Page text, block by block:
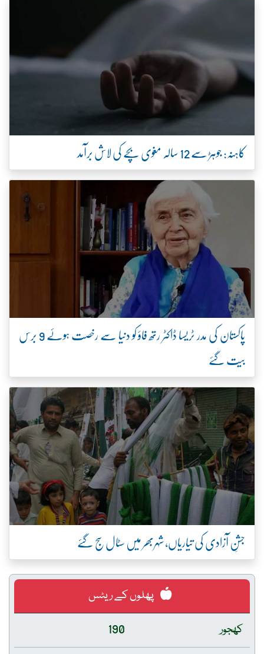
کاہنہ: جوہڑ سے 12 سالہ مغوی بچے کی لاش برآمد
پاکستان کی مدر ٹریسا ڈاکٹر رتھ فاؤ کو دنیا سے رخصت ہوئے 9 برس
بیت گئے
جشنِ آزادی کی تیاریاں، شہربھر میں سٹال سج گئے
پھلوں کے ریٹس
کھجور
190